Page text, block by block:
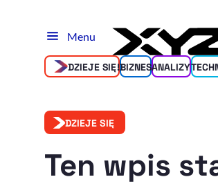
Menu
DZIEJE SIĘ!BIZNESANALIZY
DZIEJE SIĘ
Ten wpis